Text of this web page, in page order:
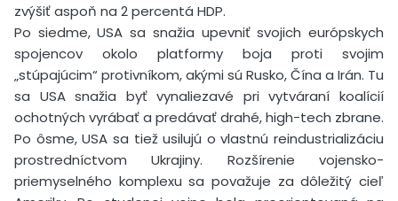
zvýšiť aspoň na 2 percentá HDP.
Po siedme, USA sa snažia upevniť svojich európskych
spojencov okolo platformy boja proti svojim
„stúpajúcim“ protivníkom, akými sú Rusko, Čína a Irán. Tu
sa USA snažia byť vynaliezavé pri vytváraní koalícií
ochotných vyrábať a predávať drahé, high-tech zbrane.
Po ôsme, USA sa tiež usilujú o vlastnú reindustrializáciu
prostredníctvom Ukrajiny. Rozšírenie vojensko-
priemyselného komplexu sa považuje za dôležitý cieľ